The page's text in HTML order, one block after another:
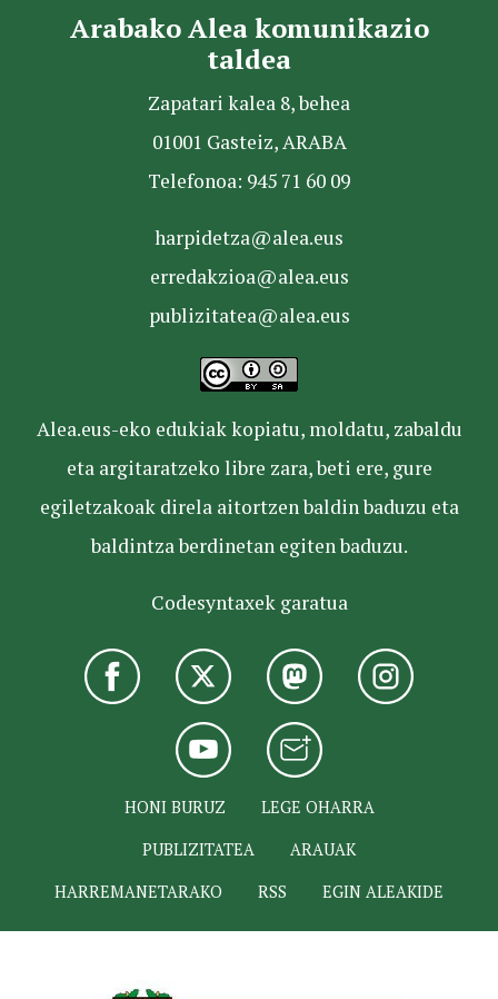
Arabako Alea komunikazio
taldea
Zapatari kalea 8, behea
01001 Gasteiz, ARABA
Telefonoa: 945 71 60 09
harpidetza@alea.eus
erredakzioa@alea.eus
publizitatea@alea.eus
Alea.eus-eko edukiak kopiatu, moldatu, zabaldu
eta argitaratzeko libre zara, beti ere, gure
egiletzakoak direla aitortzen baldin baduzu eta
baldintza berdinetan egiten baduzu.
Codesyntaxek garatua
HONI BURUZ
LEGE OHARRA
PUBLIZITATEA
ARAUAK
HARREMANETARAKO
RSS EGIN ALEAKIDE